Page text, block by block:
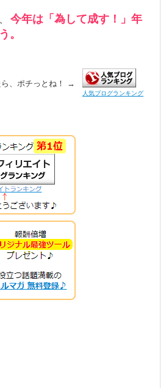
今年は「為して成す！」年
。
、ポチっとね！ →
人気ブログランキング